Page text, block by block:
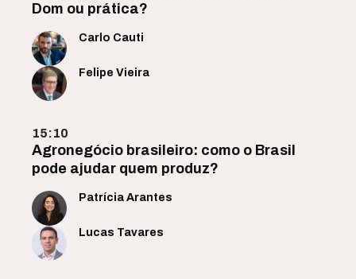
Dom ou prática?
Carlo Cauti
Felipe Vieira
15:10
Agronegócio brasileiro: como o Brasil
pode ajudar quem produz?
Patrícia Arantes
Lucas Tavares